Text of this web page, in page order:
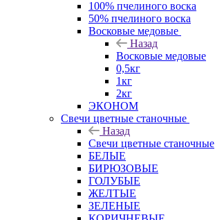
100% пчелиного воска
50% пчелиного воска
Восковые медовые
Назад
Восковые медовые
0,5кг
1кг
2кг
ЭКОНОМ
Свечи цветные станочные
Назад
Свечи цветные станочные
БЕЛЫЕ
БИРЮЗОВЫЕ
ГОЛУБЫЕ
ЖЕЛТЫЕ
ЗЕЛЕНЫЕ